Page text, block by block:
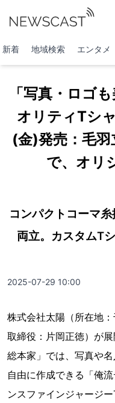
新着 地域検索 エンタメ
「写真・ロゴ
オリティTシ
(金)発売：毛
で、オリ
コンパクトコーマ
両立。カスタムT
2025-07-29 10:00
株式会社太陽（所在地
取締役：片岡正徳）が
総本家」では、写真や
自由に作成できる「俺
ンスファインジャージ